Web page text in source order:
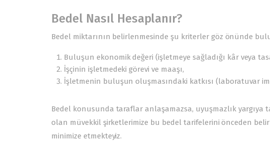
Bedel Nasıl Hesaplanır?
Bedel miktarının belirlenmesinde şu kriterler göz önünde
Buluşun ekonomik değeri (işletmeye sağladığı kâr veya
İşçinin işletmedeki görevi ve maaşı,
İşletmenin buluşun oluşmasındaki katkısı (laboratuvar
Bedel konusunda taraflar anlaşamazsa, uyuşmazlık yargıya
olan müvekkil şirketlerimize bu bedel tarifelerini önceden
minimize etmekteyiz.